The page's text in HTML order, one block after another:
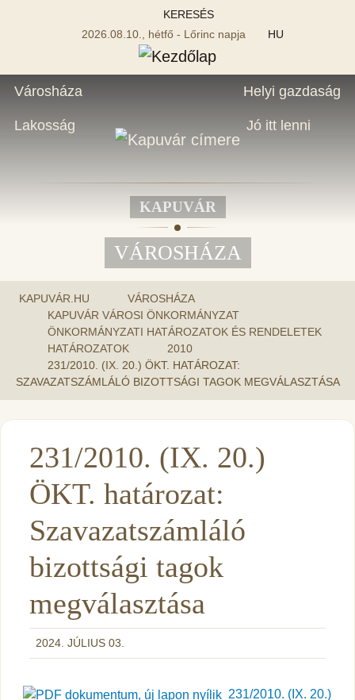
KERESÉS
2026.08.10., hétfő - Lőrinc napja
HU
Városháza
Lakosság
Helyi gazdaság
Jó itt lenni
KAPUVÁR
VÁROSHÁZA
KAPUVÁR.HU
VÁROSHÁZA
KAPUVÁR VÁROSI ÖNKORMÁNYZAT
ÖNKORMÁNYZATI HATÁROZATOK ÉS RENDELETEK
HATÁROZATOK
2010
231/2010. (IX. 20.) ÖKT. HATÁROZAT:
SZAVAZATSZÁMLÁLÓ BIZOTTSÁGI TAGOK MEGVÁLASZTÁSA
231/2010. (IX. 20.)
ÖKT. határozat:
Szavazatszámláló
bizottsági tagok
megválasztása
2024. JÚLIUS 03.
231/2010. (IX. 20.)